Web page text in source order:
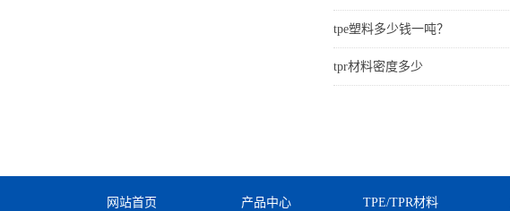
tpe塑料多少钱一吨？
tpr材料密度多少
网站首页 产品中心 TPE/TPR材料